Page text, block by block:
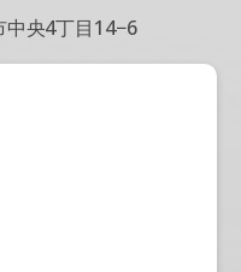
央4丁目14−6